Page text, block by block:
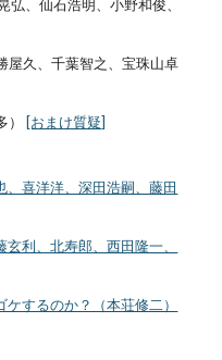
弘、仙石浩明、小野和俊、
屋久、千葉智之、宝珠山卓
[おまけ質疑]
、喜洋洋、深田浩嗣、藤田
利、北寿郎、西田隆一、
するのか？（本荘修二）